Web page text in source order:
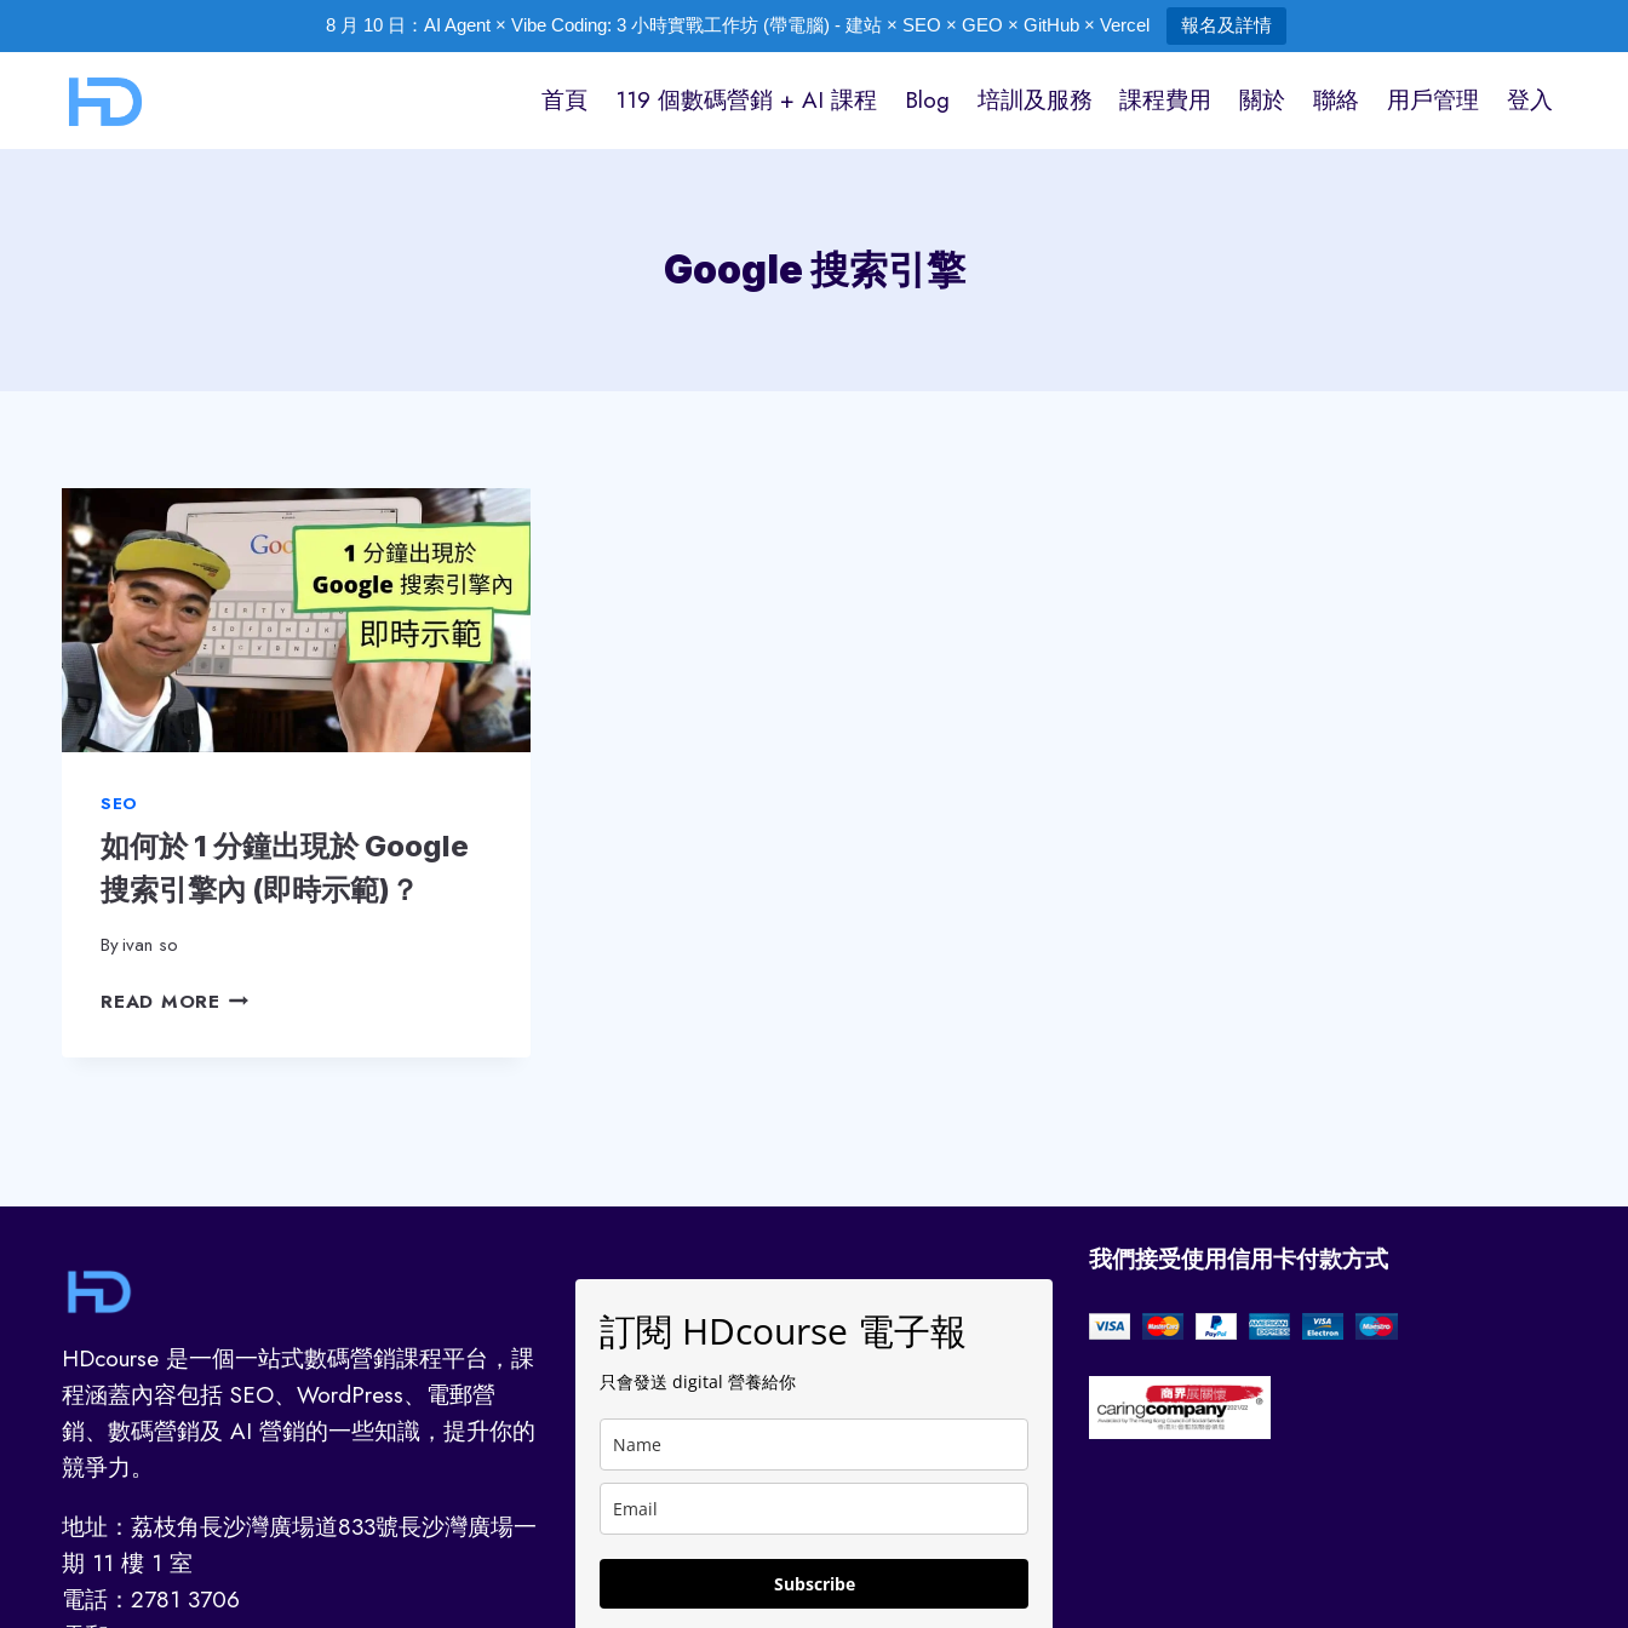
8 月 10 日：AI Agent × Vibe Coding: 3 小時實戰工作坊 (帶電腦) - 建站 × SEO × GEO × GitHub × Vercel 報名及詳情
content
首頁 119 個數碼營銷 + AI 課程 Blog 培訓及服務 課程費用 關於 聯絡 用戶管理 登入
Google 搜索引擎
SEO
如何於 1 分鐘出現於 Google
搜索引擎內 (即時示範)？
Byivan so
READ MORE 如
引
擎
內
(即
範)？
HDcourse 是一個一站式數碼營銷課程平台，課
程涵蓋內容包括 SEO、WordPress、電郵營
銷、數碼營銷及 AI 營銷的一些知識，提升你的
競爭力。
地址：荔枝角長沙灣廣場道833號長沙灣廣場一
期 11 樓 1 室
電話：2781 3706
訂閱 HDcourse 電子報
只會發送 digital 營養給你
Subscribe
我們接受使用信用卡付款方式